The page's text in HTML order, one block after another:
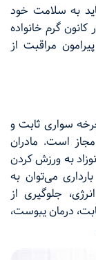
به سلامت خود
گرم خانواده
مراقبت از
سواری ثابت و
است. مادران
نوزاد به ورزش کردن
می‌توان به
جلوگیری از
درمان یبوست،